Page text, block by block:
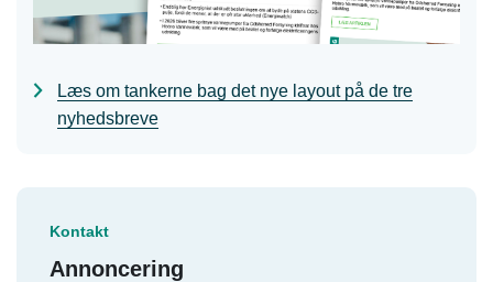
Læs om tankerne bag det nye layout på de tre
nyhedsbreve
Kontakt
Annoncering